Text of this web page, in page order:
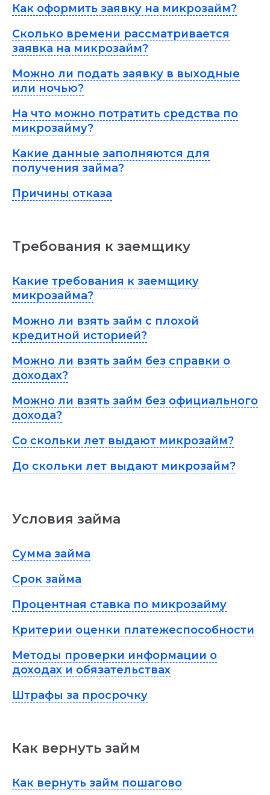
Как оформить заявку на микрозайм?
Сколько времени рассматривается
заявка на микрозайм?
Можно ли подать заявку в выходные
или ночью?
На что можно потратить средства по
микрозайму?
Какие данные заполняются для
получения займа?
Причины отказа
Требования к заемщику
Какие требования к заемщику
микрозайма?
Можно ли взять займ с плохой
кредитной историей?
Можно ли взять займ без справки о
доходах?
Можно ли взять займ без официального
дохода?
Со скольки лет выдают микрозайм?
До скольки лет выдают микрозайм?
Условия займа
Сумма займа
Срок займа
Процентная ставка по микрозайму
Критерии оценки платежеспособности
Методы проверки информации о
доходах и обязательствах
Штрафы за просрочку
Как вернуть займ
Как вернуть займ пошагово